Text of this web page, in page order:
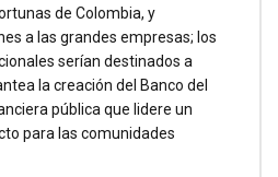
de Colombia, y
a las grandes empresas; los
serían destinados a
la creación del Banco del
pública que lidere un
para las comunidades